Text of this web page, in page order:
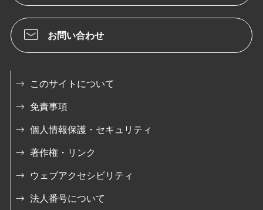
お問い合わせ
このサイトについて
免責事項
個人情報保護・セキュリティ
著作権・リンク
ウェブアクセシビリティ
法人番号について